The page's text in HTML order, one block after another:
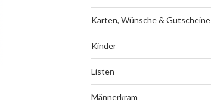
Karten, Wünsche & Gutscheine
Kinder
Listen
Männerkram